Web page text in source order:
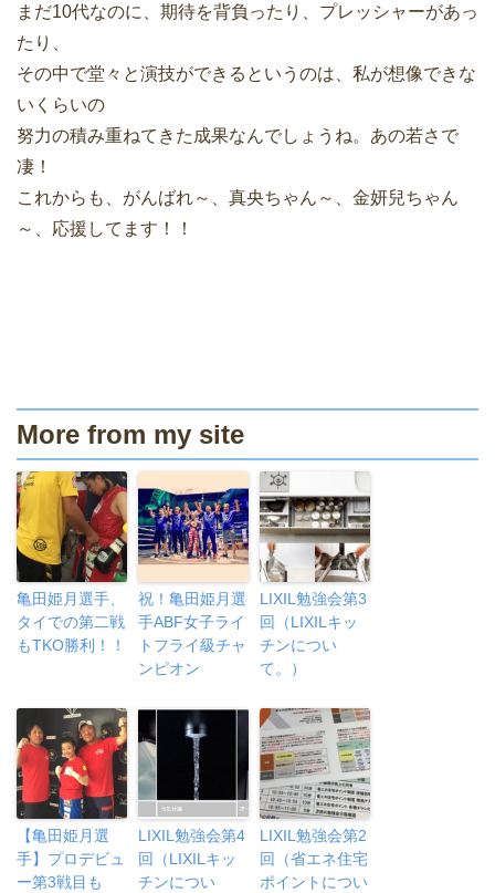
まだ10代なのに、期待を背負ったり、プレッシャーがあっ
たり、
その中で堂々と演技ができるというのは、私が想像できな
いくらいの
努力の積み重ねてきた成果なんでしょうね。あの若さで
凄！
これからも、がんばれ～、真央ちゃん～、金妍兒ちゃん
～、応援してます！！
More from my site
亀田姫月選手、
タイでの第二戦
もTKO勝利！！
祝！亀田姫月選
手ABF女子ライ
トフライ級チャ
ンピオン
LIXIL勉強会第3
回（LIXILキッ
チンについ
て。）
【亀田姫月選
手】プロデビュ
ー第3戦目も
LIXIL勉強会第4
回（LIXILキッ
チンについ
LIXIL勉強会第2
回（省エネ住宅
ポイントについ